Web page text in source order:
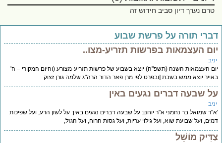
טרם נערך דיון סביב חידוש זה
תורה על פרשת שבוע
העצמאות בפרשות תזריע-מצו..
העצמאות השנה (תשפ"ה) יוצא בשבוע של פרשות תזריע-מצורע (והיום המקורי – ה'
יוצא ממש בשבת [ובפרט לפי מרן פאר הדור הרה"ג שלמה גורן זצוק
שבעה דברים נגעים באין
שמואל בר נחמני א"ר יוחנן: על שבעה דברים נגעים באין: על לשון הרע, ועל שפיכות
ועל שבועת שוא, ועל גילוי עריות, ועל גסות הרוח, ועל הגזל,
מוֹשֵׁל